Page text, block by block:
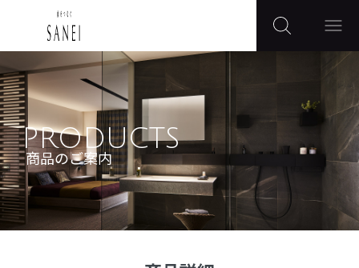
PRODUCTS
商品のご案内